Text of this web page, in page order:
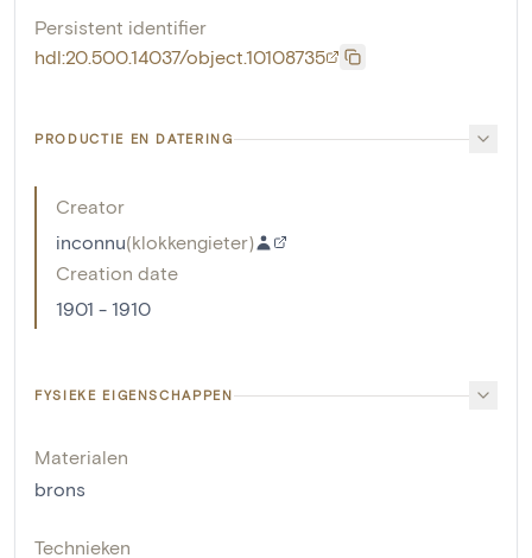
Persistent identifier
hdl:20.500.14037/object.10108735
PRODUCTIE EN DATERING
Creator
inconnu(klokkengieter)
Creation date
1901 - 1910
FYSIEKE EIGENSCHAPPEN
Materialen
brons
Technieken